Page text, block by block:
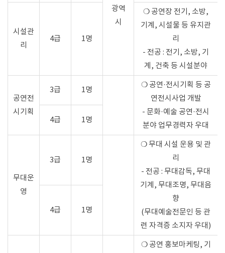
광역
시
시설관
리
4급 1명
❍ 공연장 전기, 소방,
기계, 시설물 등 유지관
리
- 전공 : 전기, 소방, 기
계, 건축 등 시설분야
공연전
시기획
3급 1명
❍ 공연·전시기획 등 공
연전시사업 개발
- 문화·예술 공연·전시
분야 업무경력자 우대
4급 1명
무대운
영
3급 1명
❍ 무대 시설 운용 및 관
리
- 전공 : 무대감독, 무대
기계, 무대조명, 무대음
향
(무대예술전문인 등 관
련 자격증 소지자 우대)
4급 1명
❍ 공연 홍보마케팅, 기